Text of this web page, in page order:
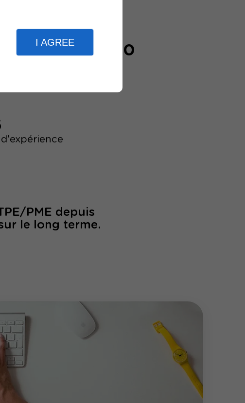
I AGREE
20000
PME depuis
le long terme.